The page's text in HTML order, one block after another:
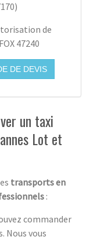
)
de
47240
DE DEVIS
un taxi
Lot et
transports en
:
commander
Nous vous